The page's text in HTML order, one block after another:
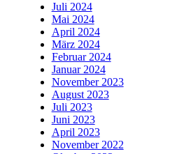
Juli 2024
Mai 2024
April 2024
März 2024
Februar 2024
Januar 2024
November 2023
August 2023
Juli 2023
Juni 2023
April 2023
November 2022